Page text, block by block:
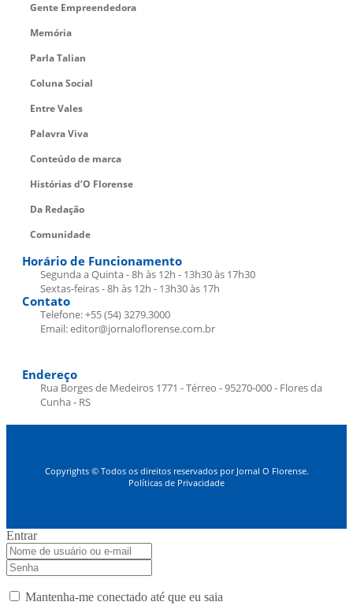
Gente Empreendedora
Memória
Parla Talian
Coluna Social
Entre Vales
Palavra Viva
Conteúdo de marca
Histórias d’O Florense
Da Redação
Comunidade
Horário de Funcionamento
Segunda a Quinta - 8h às 12h - 13h30 às 17h30
Sextas-feiras - 8h às 12h - 13h30 às 17h
Contato
Telefone: +55 (54) 3279.3000
Email: editor@jornaloflorense.com.br
Endereço
Rua Borges de Medeiros 1771 - Térreo - 95270-000 - Flores da
Cunha - RS
Copyrights © Todos os direitos reservados por Jornal O Florense.
Políticas de Privacidade
Entrar
Mantenha-me conectado até que eu saia